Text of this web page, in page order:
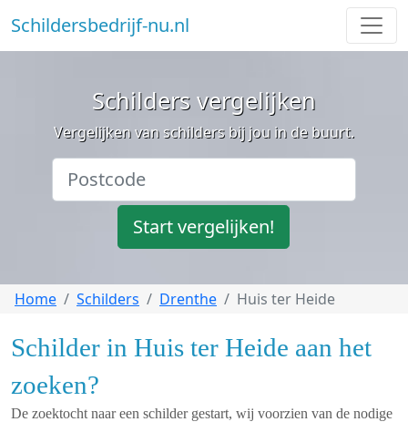
Schildersbedrijf-nu.nl
Schilders vergelijken
Vergelijken van schilders bij jou in de buurt.
Start vergelijken!
Home Schilders Drenthe Huis ter Heide
Schilder in Huis ter Heide aan het
zoeken?
De zoektocht naar een schilder gestart, wij voorzien van de nodige